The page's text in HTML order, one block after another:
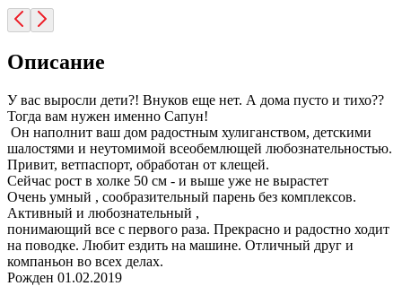
Описание
У вас выросли дети?! Внуков еще нет. А дома пусто и тихо??
Тогда вам нужен именно Сапун!
Он наполнит ваш дом радостным хулиганством, детскими
шалостями и неутомимой всеобемлющей любознательностью.
Привит, ветпаспорт, обработан от клещей.
Сейчас рост в холке 50 см - и выше уже не вырастет
Очень умный , сообразительный парень без комплексов.
Активный и любознательный ,
понимающий все с первого раза. Прекрасно и радостно ходит
на поводке. Любит ездить на машине. Отличный друг и
компаньон во всех делах.
Рожден 01.02.2019